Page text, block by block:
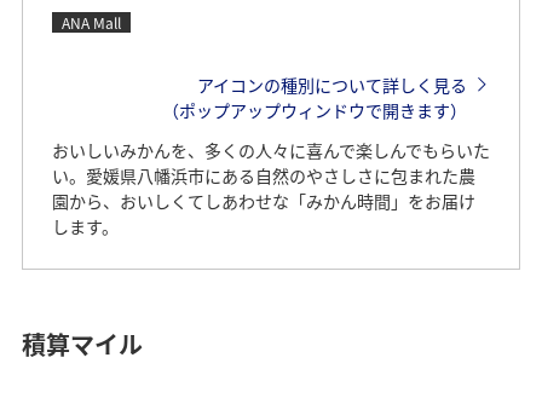
ANA Mall
アイコンの種別について詳しく見る
（ポップアップウィンドウで開きます）
おいしいみかんを、多くの人々に喜んで楽しんでもらいた
い。愛媛県八幡浜市にある自然のやさしさに包まれた農
園から、おいしくてしあわせな「みかん時間」をお届け
します。
積算マイル